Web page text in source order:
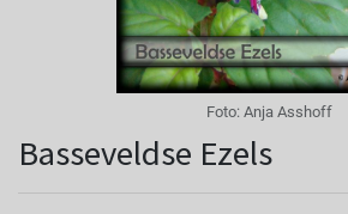
Foto: Anja Asshoff
Basseveldse Ezels